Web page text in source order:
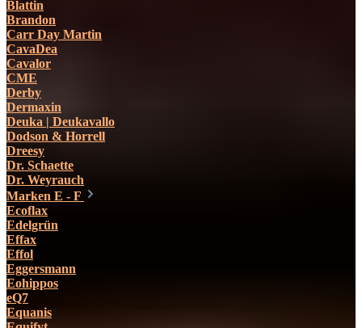
Blattin
Brandon
Carr Day Martin
CavaDea
Cavalor
CME
Derby
Dermaxin
Deuka | Deukavallo
Dodson & Horrell
Dreesy
Dr. Schaette
Dr. Weyrauch
Marken E - F
Ecoflax
Edelgrün
Effax
Effol
Eggersmann
Eohippos
eQ7
Equanis